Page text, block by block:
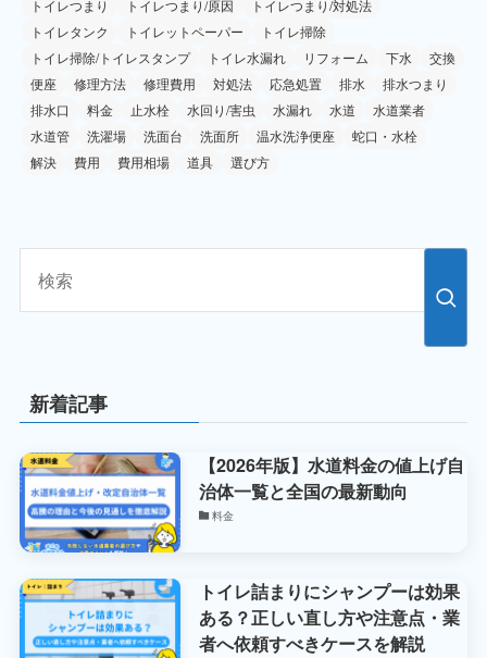
トイレつまり
トイレつまり/原因
トイレつまり/対処法
トイレタンク
トイレットペーパー
トイレ掃除
トイレ掃除/トイレスタンプ
トイレ水漏れ リフォーム 下水
交換
便座
修理方法 修理費用 対処法 応急処置 排水
排水つまり
排水口
料金 止水栓 水回り/害虫 水漏れ 水道
水道業者
水道管
洗濯場 洗面台 洗面所 温水洗浄便座
蛇口・水栓
解決
費用 費用相場 道具 選び方
新着記事
【2026年版】水道料金の値上げ自
治体一覧と全国の最新動向
料金
トイレ詰まりにシャンプーは効果
ある？正しい直し方や注意点・業
者へ依頼すべきケースを解説